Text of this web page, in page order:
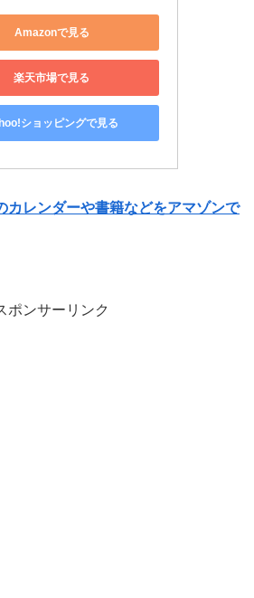
Amazonで見る
楽天市場で見る
ショッピングで見る
カレンダーや書籍などをアマゾンで
ポンサーリンク